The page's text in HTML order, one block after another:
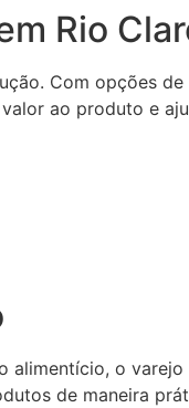
Rio
Com opções de
ao produto e
alimentício, o varejo
de maneira